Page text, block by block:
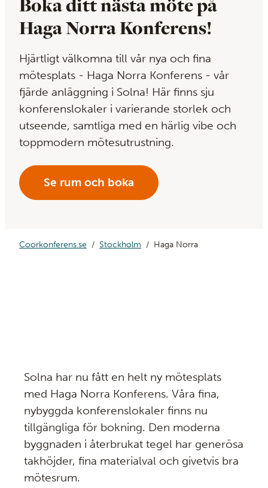
Boka ditt nästa möte på
Haga Norra Konferens!
Hjärtligt välkomna till vår nya och fina
mötesplats - Haga Norra Konferens - vår
fjärde anläggning i Solna! Här finns sju
konferenslokaler i varierande storlek och
utseende, samtliga med en härlig vibe och
toppmodern mötesutrustning.
Se rum och boka
Coorkonferens.se Stockholm Haga Norra
Solna har nu fått en helt ny mötesplats
med Haga Norra Konferens. Våra fina,
nybyggda konferenslokaler finns nu
tillgängliga för bokning. Den moderna
byggnaden i återbrukat tegel har generösa
takhöjder, fina materialval och givetvis bra
mötesrum.